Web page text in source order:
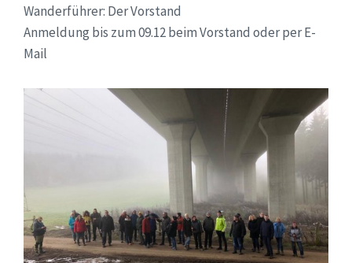
Wanderführer: Der Vorstand
Anmeldung bis zum 09.12 beim Vorstand oder per E-
Mail